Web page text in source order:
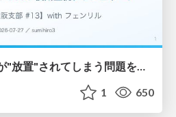
複数の Claude Code が"放置"されてしまう問題をCLI ダッシュボードを自作して解決した話
1 650